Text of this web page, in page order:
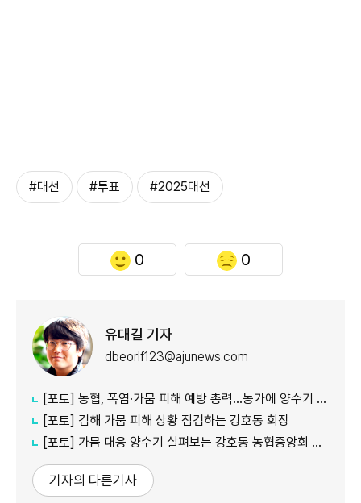
#대선 #투표 #2025대선
0 0
유대길 기자
dbeorlf123@ajunews.com
[포토] 농협, 폭염·가뭄 피해 예방 총력…농가에 양수기 지원
[포토] 김해 가뭄 피해 상황 점검하는 강호동 회장
[포토] 가뭄 대응 양수기 살펴보는 강호동 농협중앙회 회장
기자의 다른기사